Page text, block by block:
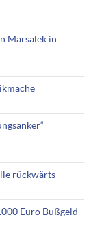
Marsalek in
rückwärts
Euro Bußgeld